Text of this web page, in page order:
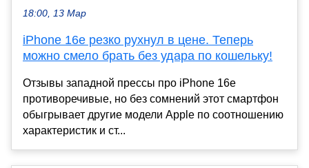
18:00, 13 Мар
iPhone 16e резко рухнул в цене. Теперь
можно смело брать без удара по кошельку!
Отзывы западной прессы про iPhone 16e
противоречивые , но без сомнений этот смартфон
обыгрывает другие модели Apple по соотношению
характеристик и ст...